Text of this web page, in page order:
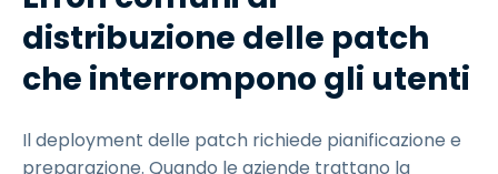
distribuzione delle patch
che interrompono gli utenti
Il deployment delle patch richiede pianificazione e
preparazione. Quando le aziende trattano la